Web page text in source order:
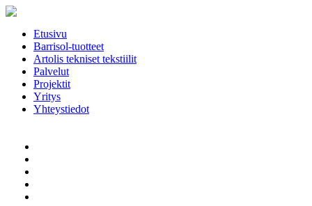
Etusivu
Barrisol-tuotteet
Artolis tekniset tekstiilit
Palvelut
Projektit
Yritys
Yhteystiedot